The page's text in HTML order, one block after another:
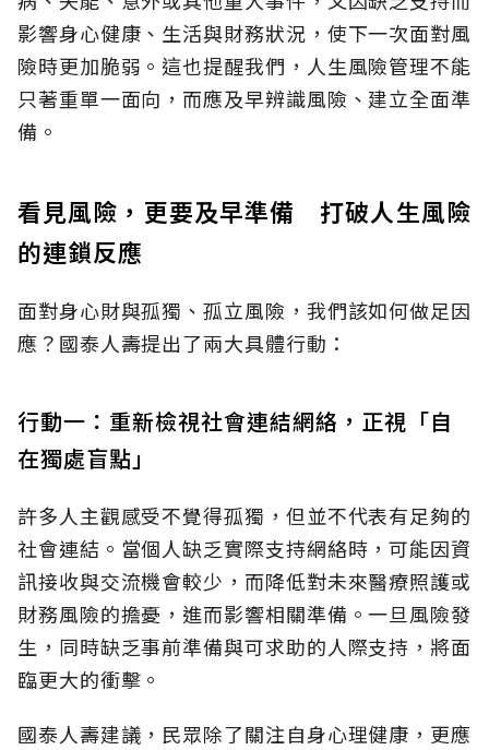
影響身心健康、生活與財務狀況，使下一次面對風
險時更加脆弱。這也提醒我們，人生風險管理不能
只著重單一面向，而應及早辨識風險、建立全面準
備。
看見風險，更要及早準備 打破人生風險
的連鎖反應
面對身心財與孤獨、孤立風險，我們該如何做足因
應？國泰人壽提出了兩大具體行動：
行動一：重新檢視社會連結網絡，正視「自
在獨處盲點」
許多人主觀感受不覺得孤獨，但並不代表有足夠的
社會連結。當個人缺乏實際支持網絡時，可能因資
訊接收與交流機會較少，而降低對未來醫療照護或
財務風險的擔憂，進而影響相關準備。一旦風險發
生，同時缺乏事前準備與可求助的人際支持，將面
臨更大的衝擊。
國泰人壽建議，民眾除了關注自身心理健康，更應